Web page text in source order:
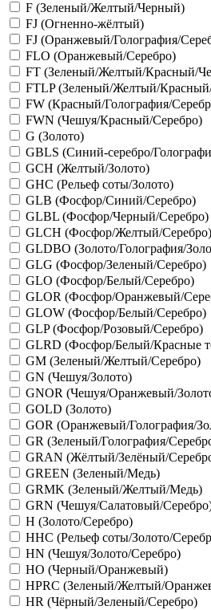
F (Зеленый/Желтый/Черный)
FJ (Огненно-жёлтый)
FJ (Оранжевый/Голография/
FLO (Оранжевый/Серебро)
FT (Зеленый/Желтый/Красный/
FTLP (Зеленый/Желтый/
FW (Красный/Голография/
FWN (Чешуя/Красный/Серебро)
G (Золото)
GBLS (Синий-серебро/
GCH (Желтый/Золото)
GHC (Рельеф соты/Золото)
GLB (Фосфор/Синий/Серебро)
GLBL (Фосфор/Черный/Серебро)
GLCH (Фосфор/Желтый/Серебро)
GLDBO (Золото/Голография/
GLG (Фосфор/Зеленый/Серебро)
GLO (Фосфор/Белый/Серебро)
GLOR (Фосфор/Оранжевый/
GLOW (Фосфор/Белый/Серебро)
GLP (Фосфор/Розовый/Серебро)
GLRD (Фосфор/Белый/Красные
GM (Зеленый/Желтый/Серебро)
GN (Чешуя/Золото)
GNOR (Чешуя/Оранжевый/
GOLD (Золото)
GOR (Оранжевый/Голография/
GR (Зеленый/Голография/
GRAN (Жёлтый/Зелёный/
GREEN (Зеленый/Медь)
GRMK (Зеленый/Желтый/Медь)
GRN (Чешуя/Салатовый/
H (Золото/Серебро)
HHC (Рельеф соты/Золото/
HN (Чешуя/Золото/Серебро)
HO (Черный/Оранжевый)
HPRC (Зеленый/Желтый/
HR (Чёрный/Зеленый/Серебро)